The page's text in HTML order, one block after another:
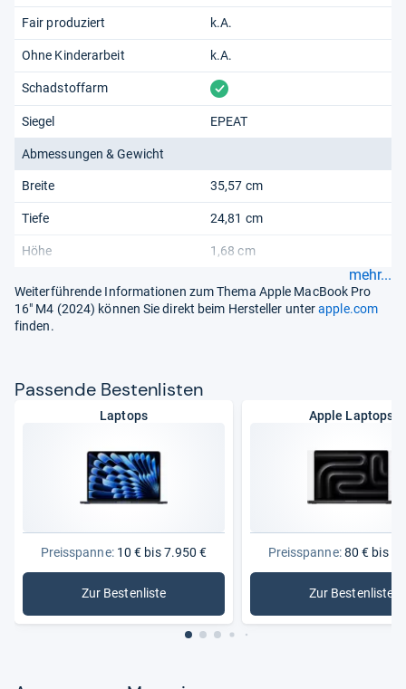
Fair produziert k.A.
Ohne Kinderarbeit k.A.
Schadstoffarm vorhanden
Siegel EPEAT
Abmessungen & Gewicht
Breite 35,57 cm
Tiefe 24,81 cm
Höhe 1,68 cm
mehr...
Weiterführende Informationen zum Thema Apple MacBook Pro
16" M4 (2024) können Sie direkt beim Hersteller unterapple.com
finden.
Pas­sende Bes­ten­lis­ten
Laptops
Preisspanne:10 € bis 7.950 €
Zur Bestenliste
: Laptops
Apple Laptops
Preisspanne:80 € bis
Zur Bestenliste
: Apple